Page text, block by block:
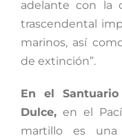
adelante con la
trascendental
marinos, así
de extinción”.
En el
Dulce,en el
martillo es